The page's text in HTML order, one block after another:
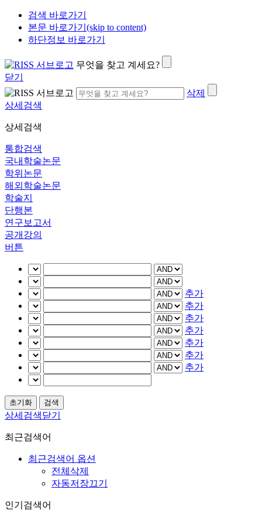
검색 바로가기
본문 바로가기(skip to content)
하단정보 바로가기
무엇을 찾고 계세요?
닫기
삭제
상세검색
상세검색
통합검색
국내학술논문
학위논문
해외학술논문
학술지
단행본
연구보고서
공개강의
버튼
추가
추가
추가
추가
추가
추가
추가
상세검색닫기
최근검색어
최근검색어 옵션
전체삭제
자동저장끄기
인기검색어